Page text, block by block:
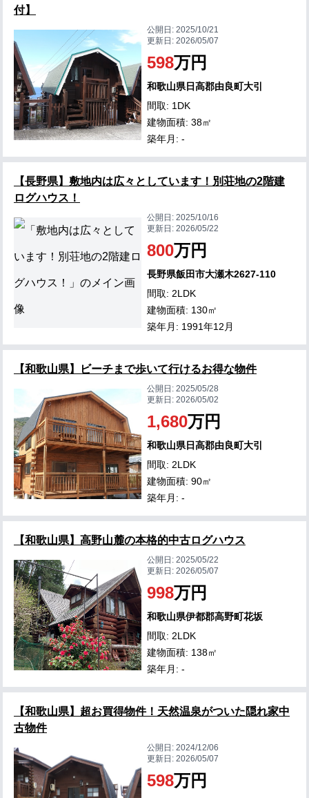
付】
公開日:2025/10/21
更新日:2026/05/07
598万円
和歌山県日高郡由良町大引
間取: 1DK
建物面積: 38㎡
築年月: -
【長野県】敷地内は広々としています！別荘地の2階建
ログハウス！
公開日:2025/10/16
更新日:2026/05/22
800万円
長野県飯田市大瀬木2627-110
間取: 2LDK
建物面積: 130㎡
築年月: 1991年12月
【和歌山県】ビーチまで歩いて行けるお得な物件
公開日:2025/05/28
更新日:2026/05/02
1,680万円
和歌山県日高郡由良町大引
間取: 2LDK
建物面積: 90㎡
築年月: -
【和歌山県】高野山麓の本格的中古ログハウス
公開日:2025/05/22
更新日:2026/05/07
998万円
和歌山県伊都郡高野町花坂
間取: 2LDK
建物面積: 138㎡
築年月: -
【和歌山県】超お買得物件！天然温泉がついた隠れ家中
古物件
公開日:2024/12/06
更新日:2026/05/07
598万円